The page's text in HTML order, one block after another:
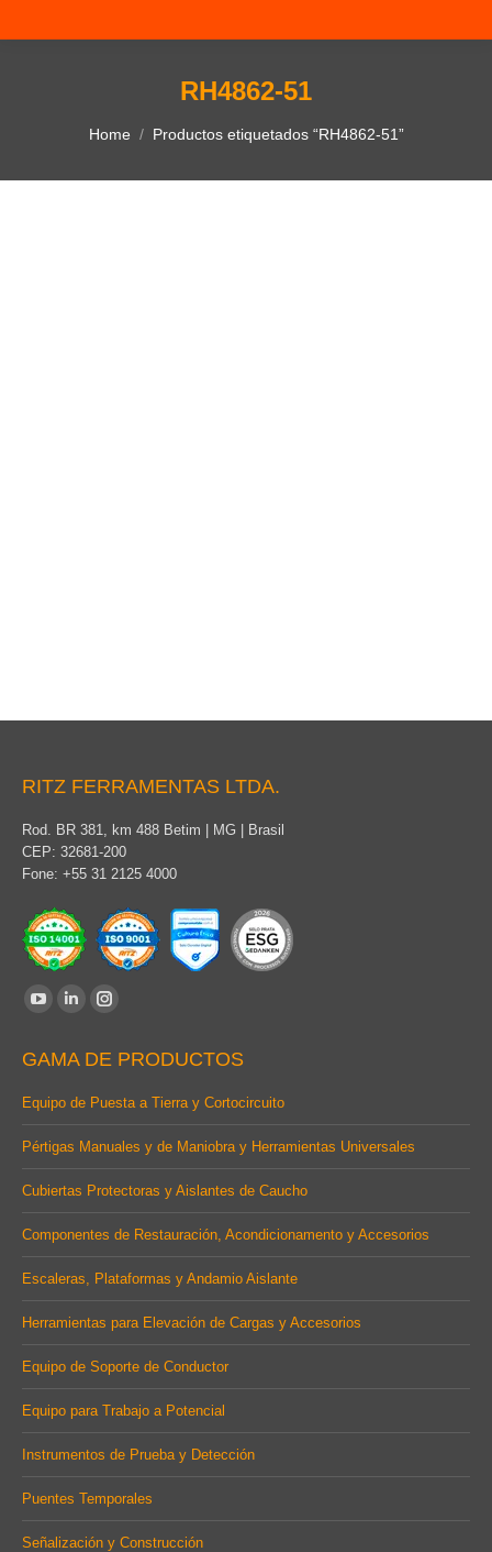
RH4862-51
You are here:
Home Productos etiquetados “RH4862-51”
RITZ FERRAMENTAS LTDA.
Rod. BR 381, km 488 Betim | MG | Brasil
CEP: 32681-200
Fone: +55 31 2125 4000
Find us on:
opens
in
window
Linkedin
opens
in
window
Instagram
opens
in
window
GAMA DE PRODUCTOS
Equipo de Puesta a Tierra y Cortocircuito
Pértigas Manuales y de Maniobra y Herramientas Universales
Cubiertas Protectoras y Aislantes de Caucho
Componentes de Restauración, Acondicionamento y Accesorios
Escaleras, Plataformas y Andamio Aislante
Herramientas para Elevación de Cargas y Accesorios
Equipo de Soporte de Conductor
Equipo para Trabajo a Potencial
Instrumentos de Prueba y Detección
Puentes Temporales
Señalización y Construcción